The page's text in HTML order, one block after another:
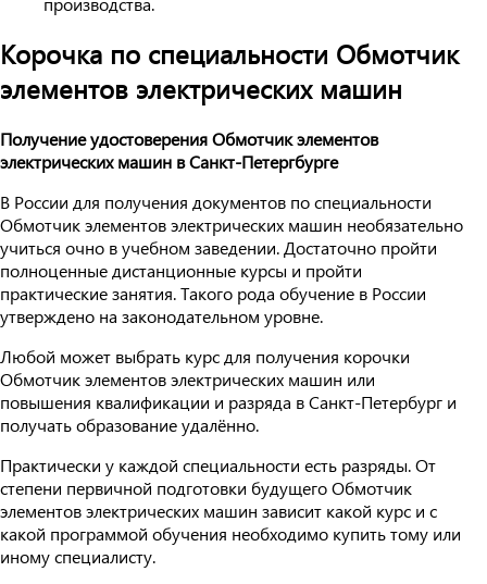
Корочка по специальности Обмотчик
элементов электрических машин
Получение удостоверения Обмотчик элементов
электрических машин в Санкт-Петергбурге
В России для получения документов по специальности
Обмотчик элементов электрических машин необязательно
учиться очно в учебном заведении. Достаточно пройти
полноценные дистанционные курсы и пройти
практические занятия. Такого рода обучение в России
утверждено на законодательном уровне.
Любой может выбрать курс для получения корочки
Обмотчик элементов электрических машин или
повышения квалификации и разряда в Санкт-Петербург и
получать образование удалённо.
Практически у каждой специальности есть разряды. От
степени первичной подготовки будущего Обмотчик
элементов электрических машин зависит какой курс и с
какой программой обучения необходимо купить тому или
иному специалисту.